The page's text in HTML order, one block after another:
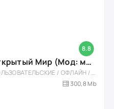
8.8
Toilet Fight Открытый Мир (Мод: много чипов, денег, все открыто, бессмертие, урон, 50+ читов)
АРКАДЫ / ОДНОПОЛЬЗОВАТЕЛЬСКИЕ / ОФЛАЙН / МОД / РОЛЕВЫЕ / ШУТЕРЫ / ОТКРЫТЫЙ МИР / ВСТРОЕННЫЙ КЕШ / 3D / ЭКШЕНЫ / ТУАЛЕТНЫЕ ВОЙНЫ / ДЛЯ ДЕТЕЙ
300,8 Mb